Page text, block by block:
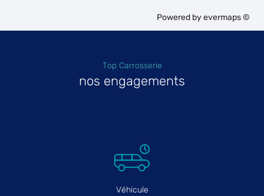
Powered byevermaps ©
Top Carrosserie
nos engagements
Véhicule